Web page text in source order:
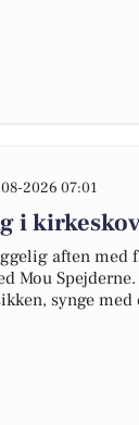
2026 07:01
i
aften med
Mou
synge